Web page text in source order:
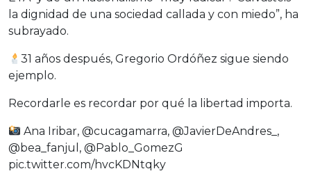
la dignidad de una sociedad callada y con miedo”, ha
subrayado.
31 años después, Gregorio Ordóñez sigue siendo
ejemplo.
Recordarle es recordar por qué la libertad importa.
Ana Iribar,@cucagamarra,@JavierDeAndres_ ,
@bea_fanjul , @Pablo_GomezG
pic.twitter.com/hvcKDNtqky